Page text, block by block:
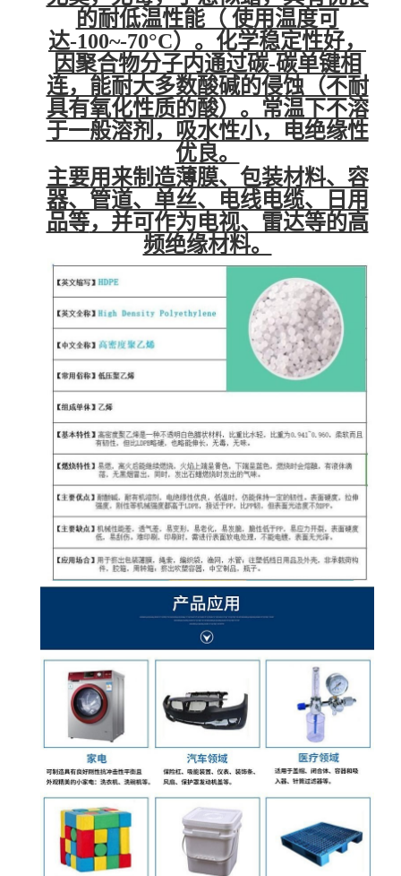
的耐低温性能（ 使用温度可
达-100~-70°C）。化学稳定性好，
因聚合物分子内通过碳-碳单键相
连，能耐大多数酸碱的侵蚀（不耐
具有氧化性质的酸）。常温下不溶
于一般溶剂，吸水性小，电绝缘性
优良。
主要用来制造薄膜、包装材料、容
器、管道、单丝、电线电缆、日用
品等，并可作为电视、雷达等的高
频绝缘材料。